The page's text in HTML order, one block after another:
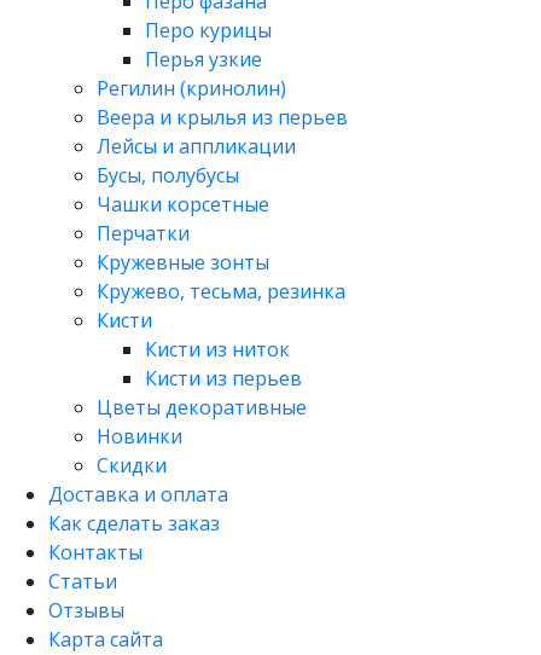
Перо курицы
Перья узкие
Регилин (кринолин)
Веера и крылья из перьев
Лейсы и аппликации
Бусы, полубусы
Чашки корсетные
Перчатки
Кружевные зонты
Кружево, тесьма, резинка
Кисти
Кисти из ниток
Кисти из перьев
Цветы декоративные
Новинки
Скидки
Доставка и оплата
Как сделать заказ
Контакты
Статьи
Отзывы
Карта сайта